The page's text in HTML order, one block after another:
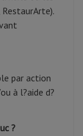
par action
à l?aide d?
?